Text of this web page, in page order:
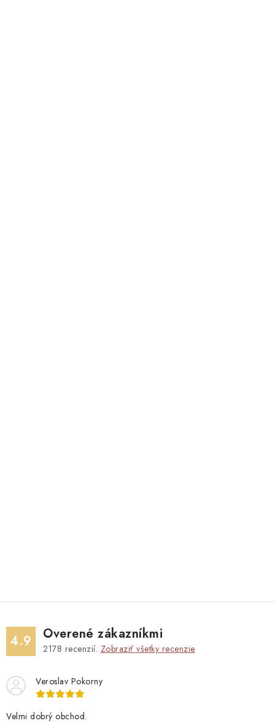
4.9 Overené zákazníkmi
2178 recenzií. Zobraziť všetky recenzie
Veroslav Pokorny
Velmi dobrý obchod.